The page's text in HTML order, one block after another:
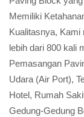
Memiliki
Kualitasnya, Kami
lebih dari 800 kali
Pemasangan
Udara (Air Port),
Hotel, Rumah
Gedung-Gedung